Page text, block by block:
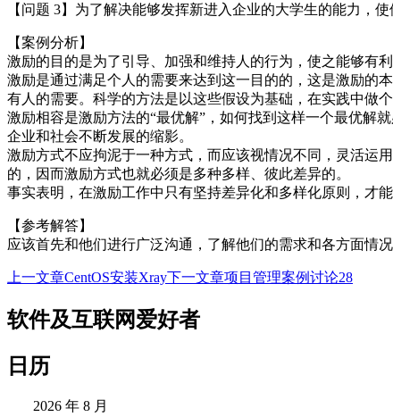
【问题 3】为了解决能够发挥新进入企业的大学生的能力，
【案例分析】
激励的目的是为了引导、加强和维持人的行为，使之能够有利
激励是通过满足个人的需要来达到这一目的的，这是激励的
有人的需要。科学的方法是以这些假设为基础，在实践中做
激励相容是激励方法的“最优解”，如何找到这样一个最优解
企业和社会不断发展的缩影。
激励方式不应拘泥于一种方式，而应该视情况不同，灵活运
的，因而激励方式也就必须是多种多样、彼此差异的。
事实表明，在激励工作中只有坚持差异化和多样化原则，才
【参考解答】
应该首先和他们进行广泛沟通，了解他们的需求和各方面情
文
章
航
上一文章CentOS安装Xray下一文章项目管理案例讨论28
软件及互联网爱好者
日历
2026 年 8 月